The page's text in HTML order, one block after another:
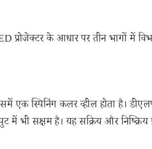
के आधार पर तीन भागों में
एक स्पिनिंग कलर व्हील होता है।
भी सक्षम है। यह सक्रिय और निष्क्रिय